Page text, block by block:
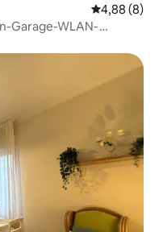
4,88 (8)
Garage-WLAN-